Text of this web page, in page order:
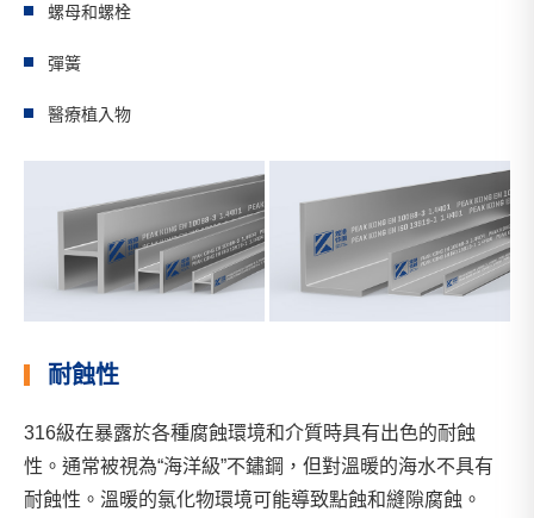
螺母和螺栓
彈簧
醫療植入物
耐蝕性
316級在暴露於各種腐蝕環境和介質時具有出色的耐蝕
性。通常被視為“海洋級”不鏽鋼，但對溫暖的海水不具有
耐蝕性。溫暖的氯化物環境可能導致點蝕和縫隙腐蝕。